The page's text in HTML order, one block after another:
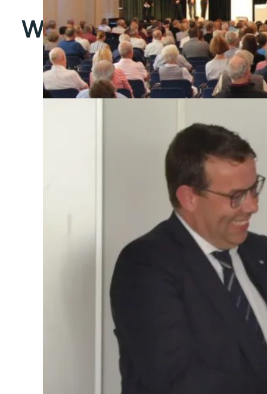
Weitere Meldungen